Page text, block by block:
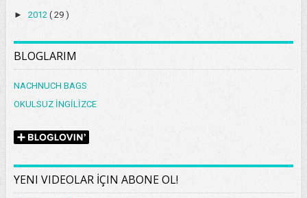
► 2012 ( 29 )
BLOGLARIM
NACHNUCH BAGS
OKULSUZ İNGİLİZCE
YENI VIDEOLAR İÇIN ABONE OL!